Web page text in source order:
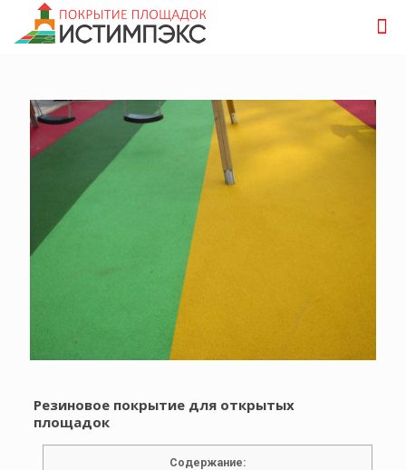
Резиновое покрытие для открытых
площадок
Содержание: